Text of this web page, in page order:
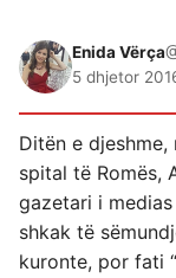
Enida Vërça
5 dhjetor
Ditën e
spital të Romës,
gazetari i
shkak të
kuronte, por fati